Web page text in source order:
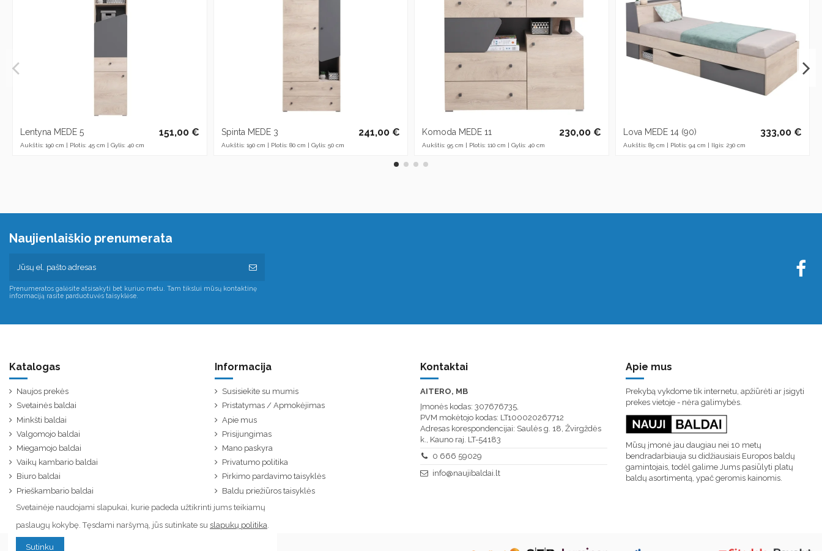
Lentyna MEDE 5
Aukštis: 190 cm | Plotis: 45 cm | Gylis: 40 cm
151,00 € Spinta MEDE 3
Aukštis: 190 cm | Plotis: 80 cm | Gylis: 50 cm
241,00 € Komoda MEDE 11
Aukštis: 95 cm | Plotis: 110 cm | Gylis: 40 cm
230,00 € Lova MEDE 14 (90)
Aukštis: 85 cm | Plotis: 94 cm | Ilgis: 230 cm
333,00 €
Naujienlaiškio prenumerata
Prenumeratos galėsite atsisakyti bet kuriuo metu. Tam tikslui mūsų kontaktinę
informaciją rasite parduotuvės taisyklėse.
Katalogas
Naujos prekės
Svetainės baldai
Minkšti baldai
Valgomojo baldai
Miegamojo baldai
Vaikų kambario baldai
Biuro baldai
Prieškambario baldai
Informacija
Susisiekite su mumis
Pristatymas / Apmokėjimas
Apie mus
Prisijungimas
Mano paskyra
Privatumo politika
Pirkimo pardavimo taisyklės
Baldų priežiūros taisyklės
Kontaktai
AITERO, MB
Įmonės kodas: 307676735,
PVM mokėtojo kodas: LT100020267712
Adresas korespondencijai: Saulės g. 18, Žvirgždės
k., Kauno raj. LT-54183
0 666 59029
info@naujibaldai.lt
Apie mus
Prekybą vykdome tik internetu, apžiūrėti ar įsigyti
prekes vietoje - nėra galimybės.
Mūsų įmonė jau daugiau nei 10 metų
bendradarbiauja su didžiausiais Europos baldų
gamintojais, todėl galime Jums pasiūlyti platų
baldų asortimentą, ypač geromis kainomis.
Svetainėje naudojami slapukai, kurie padeda užtikrinti jums teikiamų
paslaugų kokybę. Tęsdami naršymą, jūs sutinkate su slapukų politika
Sutinku